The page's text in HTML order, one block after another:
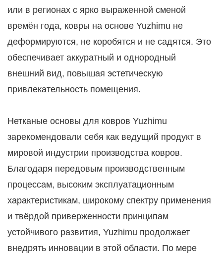
или в регионах с ярко выраженной сменой
времён года, ковры на основе Yuzhimu не
деформируются, не коробятся и не садятся. Это
обеспечивает аккуратный и однородный
внешний вид, повышая эстетическую
привлекательность помещения.
Нетканые основы для ковров Yuzhimu
зарекомендовали себя как ведущий продукт в
мировой индустрии производства ковров.
Благодаря передовым производственным
процессам, высоким эксплуатационным
характеристикам, широкому спектру применения
и твёрдой приверженности принципам
устойчивого развития, Yuzhimu продолжает
внедрять инновации в этой области. По мере